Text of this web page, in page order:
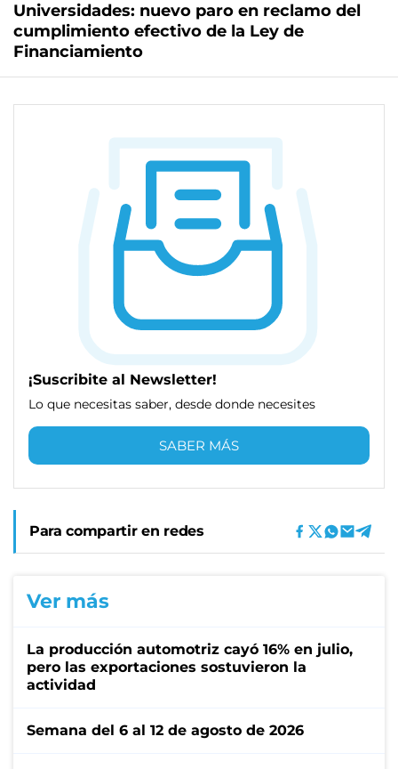
Universidades: nuevo paro en reclamo del
cumplimiento efectivo de la Ley de
Financiamiento
¡Suscribite al Newsletter!
Lo que necesitas saber, desde donde necesites
SABER MÁS
Para compartir en redes
Ver más
La producción automotriz cayó 16% en julio,
pero las exportaciones sostuvieron la
actividad
Semana del 6 al 12 de agosto de 2026